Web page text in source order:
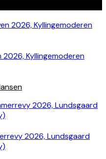
2026, Kyllingemoderen
2026, Lundsgaard